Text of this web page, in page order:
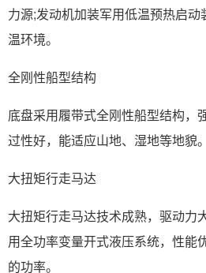
力源;发动机加装军用低温预热启
温环境。
全刚性船型结构
底盘采用履带式全刚性船型结构，
过性好，能适应山地、湿地等地貌。
大扭矩行走马达
大扭矩行走马达技术成熟，驱动力
用全功率变量开式液压系统，性能
的功率。